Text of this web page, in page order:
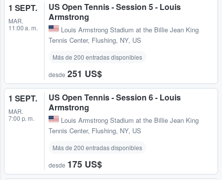
1 SEPT.
MAR.
11:00 a. m.
US Open Tennis - Session 5 - Louis
Armstrong
Louis Armstrong Stadium at the Billie Jean King
Tennis Center, Flushing, NY, US
Más de 200 entradas disponibles
desde 251 US$
1 SEPT.
MAR.
7:00 p. m.
US Open Tennis - Session 6 - Louis
Armstrong
Louis Armstrong Stadium at the Billie Jean King
Tennis Center, Flushing, NY, US
Más de 200 entradas disponibles
desde 175 US$